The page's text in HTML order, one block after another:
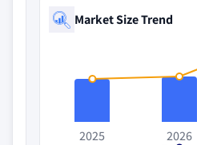
Market Size Trend
2025
2026